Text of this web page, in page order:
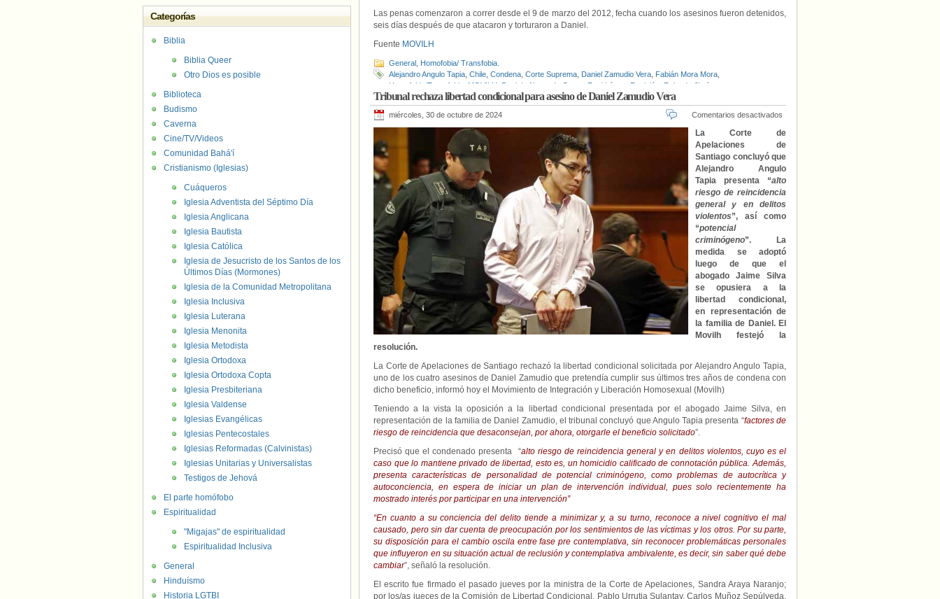
Las penas comenzaron a correr desde el 9 de marzo del 2012, fecha cuando los asesinos fueron detenidos,
seis días después de que atacaron y torturaron a Daniel.
Fuente MOVILH
General Homofobia/ Transfobia.
Alejandro Angulo Tapia Chile Condena Corte Suprema Daniel Zamudio Vera Fabián Mora Mora
Homofobia/Transfobia
MOVILH Patricio Ahumada Garay Raul López Revisión Rolando Jiménez
Tribunal rechaza libertad condicional para asesino de Daniel Zamudio Vera
miércoles, 30 de octubre de 2024 Comentarios desactivados
La Corte de
Apelaciones de
Santiago concluyó que
Alejandro Angulo
Tapia presenta “alto
riesgo de reincidencia
general y en delitos
violentos”, así como
“potencial
criminógeno”. La
medida se adoptó
luego de que el
abogado Jaime Silva
se opusiera a la
libertad condicional,
en representación de
la familia de Daniel. El
Movilh festejó la
resolución.
La Corte de Apelaciones de Santiago rechazó la libertad condicional solicitada por Alejandro Angulo Tapia,
uno de los cuatro asesinos de Daniel Zamudio que pretendía cumplir sus últimos tres años de condena con
dicho beneficio, informó hoy el Movimiento de Integración y Liberación Homosexual (Movilh)
Teniendo a la vista la oposición a la libertad condicional presentada por el abogado Jaime Silva, en
representación de la familia de Daniel Zamudio, el tribunal concluyó que Angulo Tapia presenta “factores de
riesgo de reincidencia que desaconsejan, por ahora, otorgarle el beneficio solicitado”.
Precisó que el condenado presenta “alto riesgo de reincidencia general y en delitos violentos, cuyo es el
caso que lo mantiene privado de libertad, esto es, un homicidio calificado de connotación pública. Además,
presenta características de personalidad de potencial criminógeno, como problemas de autocrítica y
autoconciencia, en espera de iniciar un plan de intervención individual, pues solo recientemente ha
mostrado interés por participar en una intervención”
“En cuanto a su conciencia del delito tiende a minimizar y, a su turno, reconoce a nivel cognitivo el mal
causado, pero sin dar cuenta de preocupación por los sentimientos de las víctimas y los otros. Por su parte,
su disposición para el cambio oscila entre fase pre contemplativa, sin reconocer problemáticas personales
que influyeron en su situación actual de reclusión y contemplativa ambivalente, es decir, sin saber qué debe
cambiar”, señaló la resolución.
El escrito fue firmado el pasado jueves por la ministra de la Corte de Apelaciones, Sandra Araya Naranjo;
por los/as jueces de la Comisión de Libertad Condicional, Pablo Urrutia Sulantay, Carlos Muñoz Sepúlveda,
Categorías
Biblia
Biblia Queer
Otro Dios es posible
Biblioteca
Budismo
Caverna
Cine/TV/Videos
Comunidad Bahá'í
Cristianismo (Iglesias)
Cuáqueros
Iglesia Adventista del Séptimo Día
Iglesia Anglicana
Iglesia Bautista
Iglesia Católica
Iglesia de Jesucristo de los Santos de los
Últimos Días (Mormones)
Iglesia de la Comunidad Metropolitana
Iglesia Inclusiva
Iglesia Luterana
Iglesia Menonita
Iglesia Metodista
Iglesia Ortodoxa
Iglesia Ortodoxa Copta
Iglesia Presbiteriana
Iglesia Valdense
Iglesias Evangélicas
Iglesias Pentecostales
Iglesias Reformadas (Calvinistas)
Iglesias Unitarias y Universalistas
Testigos de Jehová
El parte homófobo
Espiritualidad
"Migajas" de espiritualidad
Espiritualidad Inclusiva
General
Hinduísmo
Historia LGTBI